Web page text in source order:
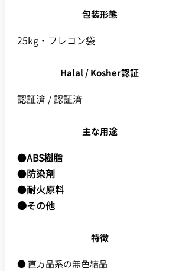
包装形態
25kg・フレコン袋
Halal / Kosher認証
認証済 / 認証済
主な用途
●ABS樹脂
●防染剤
●耐火原料
●その他
特徴
● 直方晶系の無色結晶